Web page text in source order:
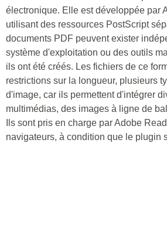
électronique. Elle est développée par
utilisant des ressources PostScript
documents PDF peuvent exister
système d'exploitation ou des outils
ils ont été créés. Les fichiers de ce
restrictions sur la longueur, plusieurs
d'image, car ils permettent d'intégrer
multimédias, des images à ligne de
Ils sont pris en charge par Adobe
navigateurs, à condition que le plugin